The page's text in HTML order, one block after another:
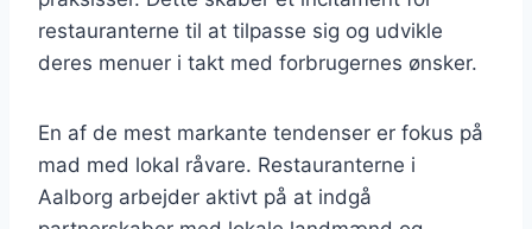
restauranterne til at tilpasse sig og udvikle
deres menuer i takt med forbrugernes ønsker.
En af de mest markante tendenser er fokus på
mad med lokal råvare. Restauranterne i
Aalborg arbejder aktivt på at indgå